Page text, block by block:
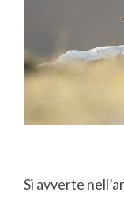
Si avverte